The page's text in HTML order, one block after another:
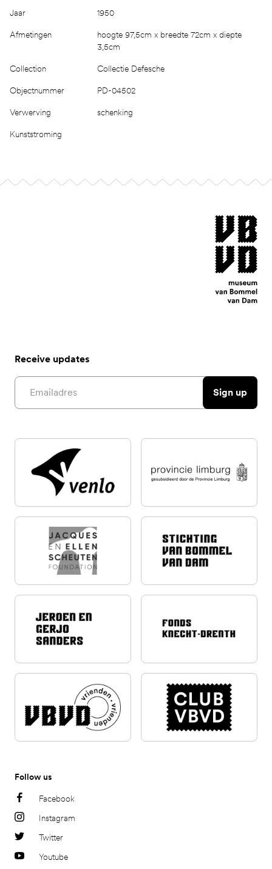
Jaar 1950
Afmetingen
hoogte 97,5cm x breedte 72cm x diepte
3,5cm
Collection Collectie Defesche
Objectnummer PD-04502
Verwerving schenking
Kunststroming
museum van
Receive updates
Email address
Sign up
Follow us
Facebook
Instagram
Twitter
Youtube